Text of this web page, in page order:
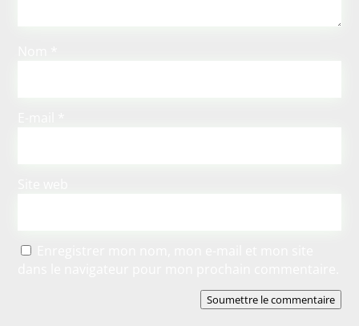
Soumettre le commentaire